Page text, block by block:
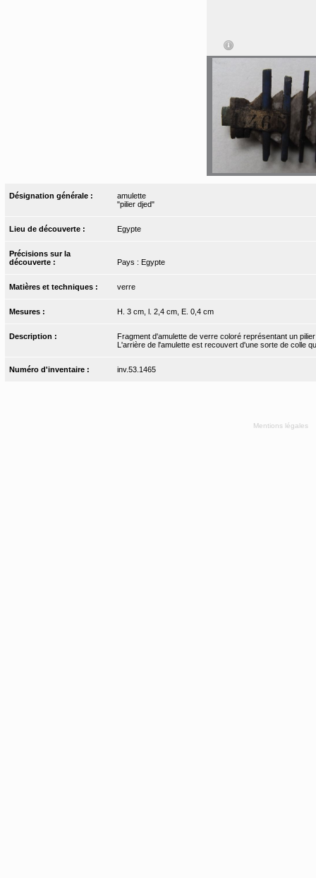
Désignation générale :
amulette
"pilier djed"
Lieu de découverte : Egypte
Précisions sur la
découverte :
Pays : Egypte
Matières et techniques : verre
Mesures : H. 3 cm, l. 2,4 cm, E. 0,4 cm
Description :
Fragment d'amulette de verre coloré représentant un
L'arrière de l'amulette est recouvert d'une sorte de colle
Numéro d'inventaire : inv.53.1465
Mentions légales